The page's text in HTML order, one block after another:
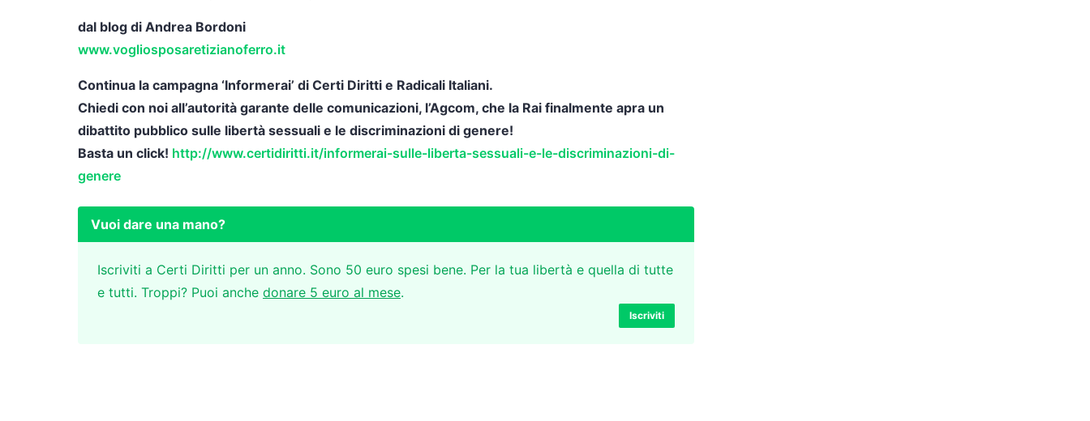
dal blog di Andrea Bordoni
www.vogliosposaretizianoferro.it
Continua la campagna ‘Informerai’ di Certi Diritti e Radicali Italiani.
Chiedi con noi all’autorità garante delle comunicazioni, l’Agcom, che la Rai finalmente apra un
dibattito pubblico sulle libertà sessuali e le discriminazioni di genere!
Basta un click! http://www.certidiritti.it/informerai-sulle-liberta-sessuali-e-le-discriminazioni-di-
genere
Vuoi dare una mano?
Iscriviti a Certi Diritti per un anno. Sono 50 euro spesi bene. Per la tua libertà e quella di tutte
e tutti. Troppi? Puoi anche donare 5 euro al mese.
Iscriviti